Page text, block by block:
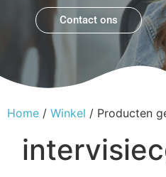
Contact ons
Home / Winkel / Producten